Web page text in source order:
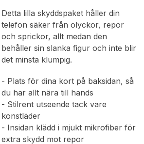
Detta lilla skyddspaket håller din
telefon säker från olyckor, repor
och sprickor, allt medan den
behåller sin slanka figur och inte blir
det minsta klumpig.
- Plats för dina kort på baksidan, så
du har allt nära till hands
- Stilrent utseende tack vare
konstläder
- Insidan klädd i mjukt mikrofiber för
extra skydd mot repor